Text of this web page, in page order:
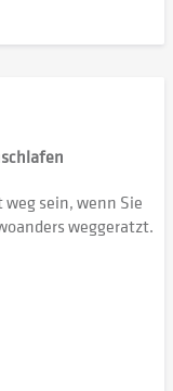
sein, wenn Sie
weggeratzt.